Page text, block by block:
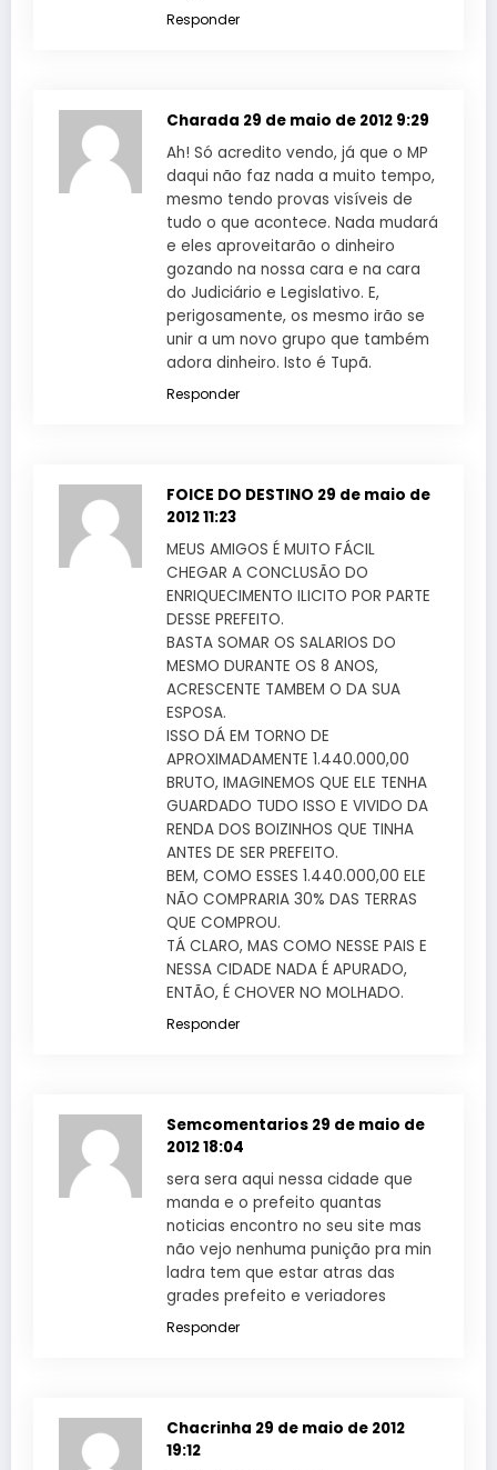
Responder
Charada 29 de maio de 2012 9:29
Ah! Só acredito vendo, já que o MP
daqui não faz nada a muito tempo,
mesmo tendo provas visíveis de
tudo o que acontece. Nada mudará
e eles aproveitarão o dinheiro
gozando na nossa cara e na cara
do Judiciário e Legislativo. E,
perigosamente, os mesmo irão se
unir a um novo grupo que também
adora dinheiro. Isto é Tupã.
Responder
FOICE DO DESTINO 29 de maio de
2012 11:23
MEUS AMIGOS É MUITO FÁCIL
CHEGAR A CONCLUSÃO DO
ENRIQUECIMENTO ILICITO POR PARTE
DESSE PREFEITO.
BASTA SOMAR OS SALARIOS DO
MESMO DURANTE OS 8 ANOS,
ACRESCENTE TAMBEM O DA SUA
ESPOSA.
ISSO DÁ EM TORNO DE
APROXIMADAMENTE 1.440.000,00
BRUTO, IMAGINEMOS QUE ELE TENHA
GUARDADO TUDO ISSO E VIVIDO DA
RENDA DOS BOIZINHOS QUE TINHA
ANTES DE SER PREFEITO.
BEM, COMO ESSES 1.440.000,00 ELE
NÃO COMPRARIA 30% DAS TERRAS
QUE COMPROU.
TÁ CLARO, MAS COMO NESSE PAIS E
NESSA CIDADE NADA É APURADO,
ENTÃO, É CHOVER NO MOLHADO.
Responder
Semcomentarios 29 de maio de
2012 18:04
sera sera aqui nessa cidade que
manda e o prefeito quantas
noticias encontro no seu site mas
não vejo nenhuma punição pra min
ladra tem que estar atras das
grades prefeito e veriadores
Responder
Chacrinha 29 de maio de 2012
19:12